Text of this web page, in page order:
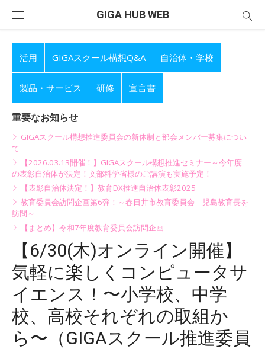
GIGA HUB WEB
活用 GIGAスクール構想Q&A 自治体・学校
製品・サービス 研修 宣言書
重要なお知らせ
GIGAスクール構想推進委員会の新体制と部会メンバー募集につい
て
【2026.03.13開催！】GIGAスクール構想推進セミナー～今年度
の表彰自治体が決定！文部科学省様のご講演も実施予定！
【表彰自治体決定！】教育DX推進自治体表彰2025
教育委員会訪問企画第6弾！～春日井市教育委員会 児島教育長を
訪問～
【まとめ】令和7年度教育委員会訪問企画
【6/30(木)オンライン開催】
気軽に楽しくコンピュータサ
イエンス！〜小学校、中学
校、高校それぞれの取組か
ら〜（GIGAスクール推進委員